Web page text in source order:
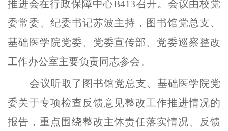
推进会在行政保障中心B413召开。会议由校党
委常委、纪委书记苏波主持，图书馆党总支、
基础医学院党委、党委宣传部、党委巡察整改
工作办公室主要负责同志参会。
会议听取了图书馆党总支、基础医学院党
委关于专项检查反馈意见整改工作推进情况的
报告，重点围绕整改主体责任落实情况、反馈